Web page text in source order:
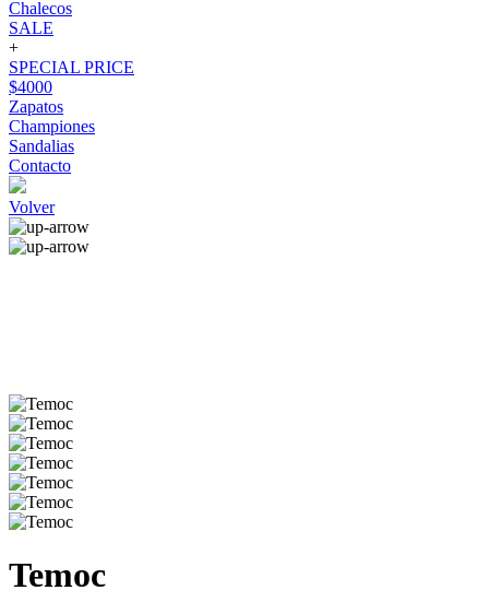
Chalecos
SALE
+
SPECIAL PRICE
$4000
Zapatos
Championes
Sandalias
Contacto
Volver
Temoc